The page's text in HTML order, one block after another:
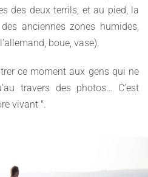
des deux terrils, et au pied, la
anciennes zones humides,
boue, vase).
ce moment aux gens qui ne
travers des photos… C’est
vivant ".